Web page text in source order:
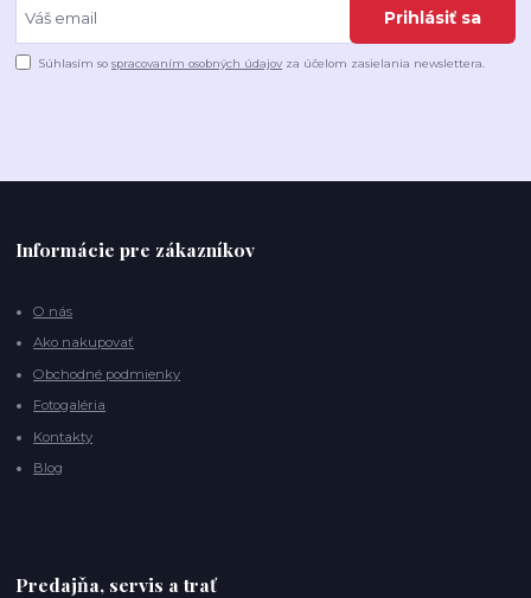
Prihlásiť sa
Súhlasím sospracovaním osobných údajov za účelom zasielania newslettera.
Informácie pre zákazníkov
O nás
Ako nakupovať
Obchodné podmienky
Fotogaléria
Kontakty
Blog
Predajňa, servis a trať